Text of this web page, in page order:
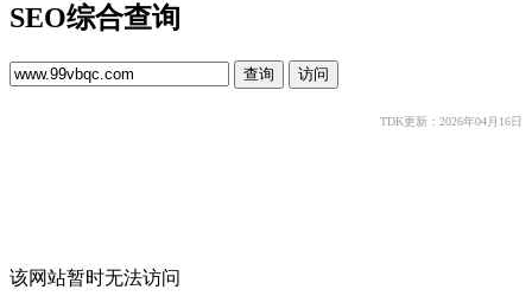
SEO综合查询
TDK更新：2026年04月16日
该网站暂时无法访问